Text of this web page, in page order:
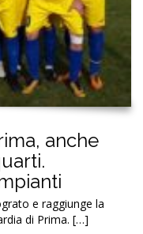
anche
e raggiunge la
di Prima. […]